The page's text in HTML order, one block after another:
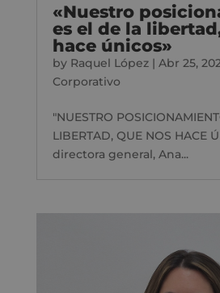
«Nuestro
es el de la
hace únicos»
by Raquel López| Abr 25,
Corporativo
"NUESTRO
LIBERTAD, QUE NOS HACE
directora general, Ana...